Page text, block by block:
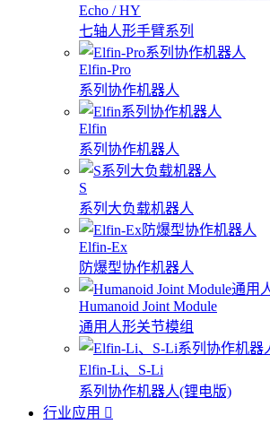
Echo / HY
七轴人形手臂系列
Elfin-Pro
系列协作机器人
Elfin
系列协作机器人
S
系列大负载机器人
Elfin-Ex
防爆型协作机器人
Humanoid Joint Module
通用人形关节模组
Elfin-Li、S-Li
系列协作机器人(锂电版)
行业应用